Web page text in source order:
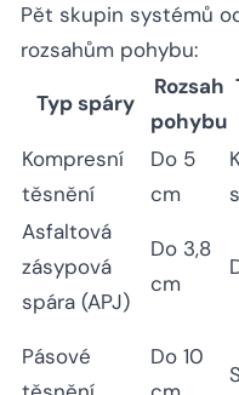
Pět skupin systémů
rozsahům pohybu:
Typ spáry
Rozsah
pohybu
Kompresní
těsnění
Do 5
cm
Asfaltová
zásypová
spára (APJ)
Do 3,8
cm
Pásové
Do 10